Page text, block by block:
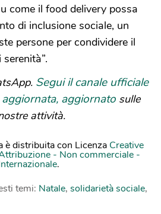
come il food delivery possa
di inclusione sociale, un
persone per condividere il
Segui il canale ufficiale
aggiornato sulle
attività.
è distribuita con Licenza Creative
- Non commerciale -
.
temi: Natale, solidarietà sociale,